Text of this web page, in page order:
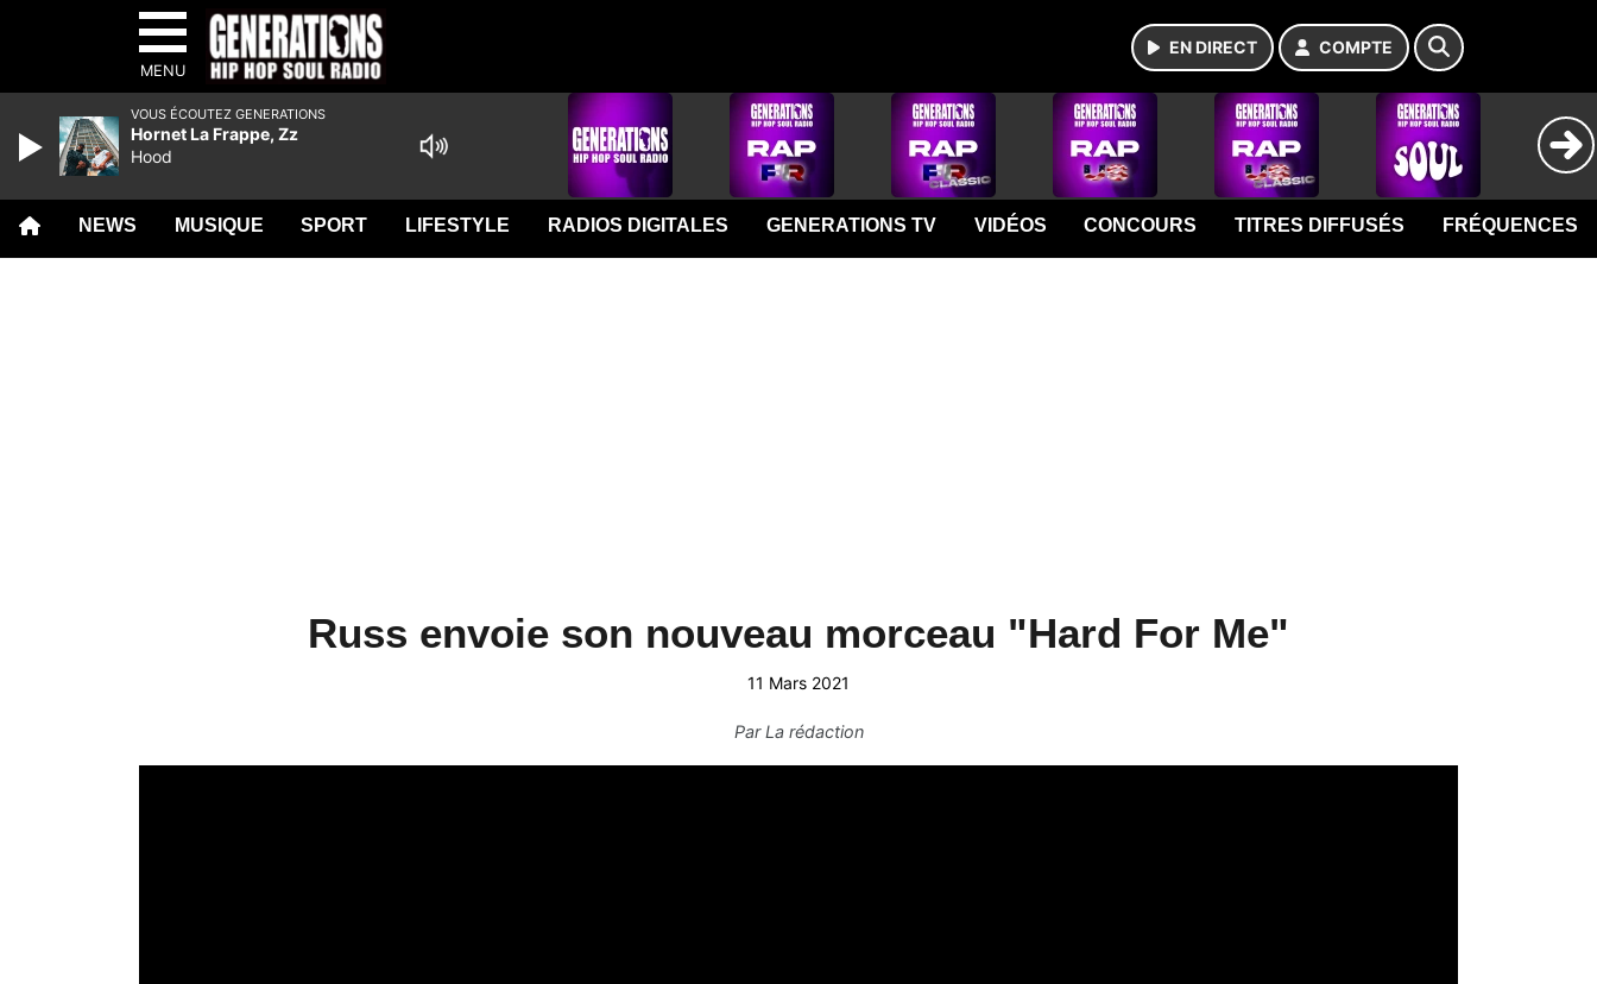
MENU
EN DIRECT COMPTE
NEWS MUSIQUE SPORT LIFESTYLE RADIOS DIGITALES GENERATIONS TV VIDÉOS CONCOURS TITRES DIFFUSÉS FRÉQUENCES
Russ envoie son nouveau morceau "Hard For Me"
11 Mars 2021
ParLa rédaction
VOUS ÉCOUTEZ GENERATIONS
Hornet La Frappe, Zz
Hood